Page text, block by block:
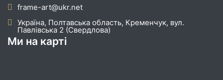
frame-art@ukr.net
Україна, Полтавська область, Кременчук, вул.
Павлівська 2 (Свердлова)
Ми на карті